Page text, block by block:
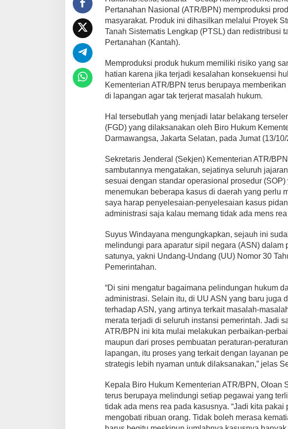
Pertanahan Nasional (ATR/BPN) memproduksi
masyarakat. Produk ini dihasilkan melalui Proyek
Tanah Sistematis Lengkap (PTSL) dan redistribusi
Pertanahan (Kantah).
Memproduksi produk hukum memiliki risiko yang
hatian karena jika terjadi kesalahan konsekuensi
Kementerian ATR/BPN terus berupaya
di lapangan agar tak terjerat masalah hukum.
Hal tersebutlah yang menjadi latar belakang
(FGD) yang dilaksanakan oleh Biro Hukum
Darmawangsa, Jakarta Selatan, pada Jumat (13/10/
Sekretaris Jenderal (Sekjen) Kementerian ATR/
sambutannya mengatakan, sejatinya seluruh
sesuai dengan standar operasional prosedur
menemukan beberapa kasus di daerah yang perlu
saya harap penyelesaian-penyelesaian kasus
administrasi saja kalau memang tidak ada mens
Suyus Windayana mengungkapkan, sejauh ini
melindungi para aparatur sipil negara (ASN) dalam
satunya, yakni Undang-Undang (UU) Nomor 30
Pemerintahan.
“Di sini mengatur bagaimana pelindungan hukum
administrasi. Selain itu, di UU ASN yang baru juga
terhadap ASN, yang artinya terkait masalah-
merata terjadi di seluruh instansi pemerintah. Jadi
ATR/BPN ini kita mulai melakukan perbaikan-
maupun dari proses pembuatan peraturan-
lapangan, itu proses yang terkait dengan layanan
strategis lebih nyaman untuk dilaksanakan,” jelas
Kepala Biro Hukum Kementerian ATR/BPN, Oloan
terus berupaya melindungi setiap pegawai yang
tidak ada mens rea pada kasusnya. “Jadi kita
mengobati ribuan orang. Tidak boleh merasa